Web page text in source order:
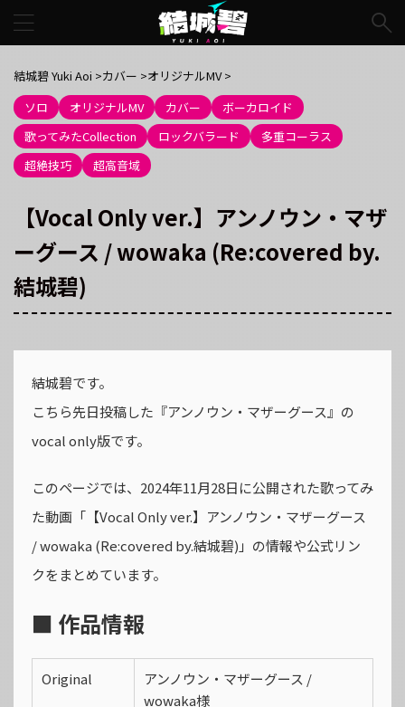
結城碧 Yuki Aoi >カバー >オリジナルMV >
ソロ
オリジナルMV カバー
ボーカロイド
歌ってみたCollection
ロックバラード
多重コーラス
超絶技巧
超高音域
【Vocal Only ver.】アンノウン・マザ
ーグース / wowaka (Re:covered by.
結城碧)
結城碧です。
こちら先日投稿した『アンノウン・マザーグース』の
vocal only版です。
このページでは、2024年11月28日に公開された歌ってみ
た動画「【Vocal Only ver.】アンノウン・マザーグース
/ wowaka (Re:covered by.結城碧)」の情報や公式リン
クをまとめています。
■ 作品情報
Original
アンノウン・マザーグース /
wowaka様